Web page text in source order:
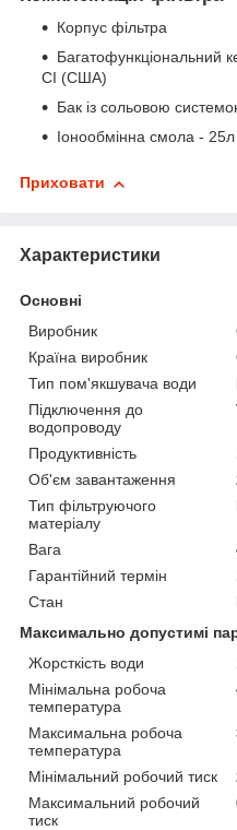
Корпус фільтра
Багатофункціональний
CI (США)
Бак із сольовою
Іонообмінна смола - 25л
Приховати
Характеристики
Основні
Виробник
Країна виробник
Тип пом'якшувача води
Підключення до
водопроводу
Продуктивність
Об'єм завантаження
Тип фільтруючого
матеріалу
Вага
Гарантійний термін
Стан
Максимально допустимі
Жорсткість води
Мінімальна робоча
температура
Максимальна робоча
температура
Мінімальний робочий тиск
Максимальний робочий
тиск